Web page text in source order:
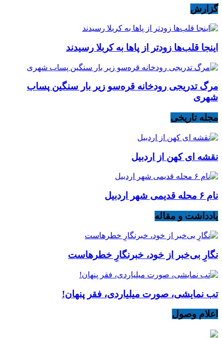
گزارش
اینجا قلب‌ها زودتر از پاها به کربلا رسیدند
مرگ تدریجی رودخانه قره‌سو زیر بار سنگین پساب
شهری
مجله تاریخی
نقشه ای کهن از اردبیل
نام ۶ محله قدیمی شهر اردبیل
یادداشت و مقاله
نگارِ بی‌خبر از خود، خبرنگارِ خطرهاست
تب نمایشی، صورت میلیاردی، فقر پنهان!
اعلام وصول